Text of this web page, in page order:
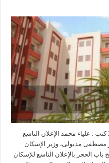
الإعلان التاسع الإسكان الاجتماعى 2017 كتب : علياء محمد الإعلان التاسع
: أعلن الدكتور مصطفى مدبولى، وزير الإسكان
الحجز بالإعلان التاسع للإسكان